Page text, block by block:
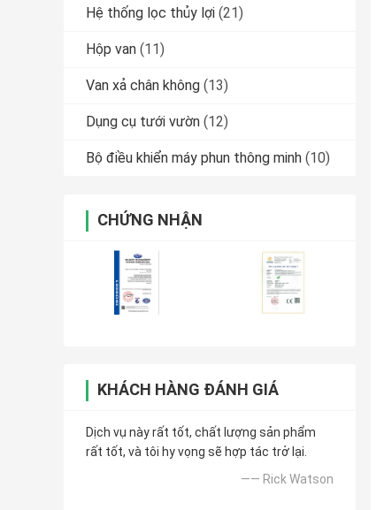
Hệ thống lọc thủy lợi (21)
Hộp van (11)
Van xả chân không (13)
Dụng cụ tưới vườn (12)
Bộ điều khiển máy phun thông minh (10)
CHỨNG NHẬN
KHÁCH HÀNG ĐÁNH GIÁ
Dịch vụ này rất tốt, chất lượng sản phẩm
rất tốt, và tôi hy vọng sẽ hợp tác trở lại.
—— Rick Watson